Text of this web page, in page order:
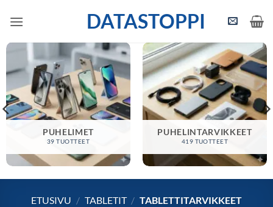
DATASTOPPI
PUHELIMET
39 TUOTTEET
PUHELINTARVIKKEET
419 TUOTTEET
ETUSIVU / TABLETIT / TABLETTITARVIKKEET